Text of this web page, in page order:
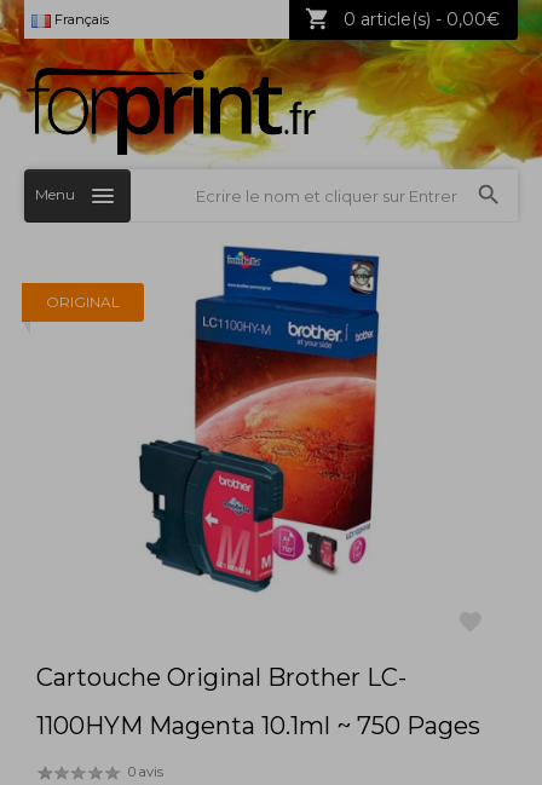
Français 0 article(s) - 0,00€
Menu
ORIGINAL
Cartouche Original Brother LC-
1100HYM Magenta 10.1ml ~ 750 Pages
0 avis